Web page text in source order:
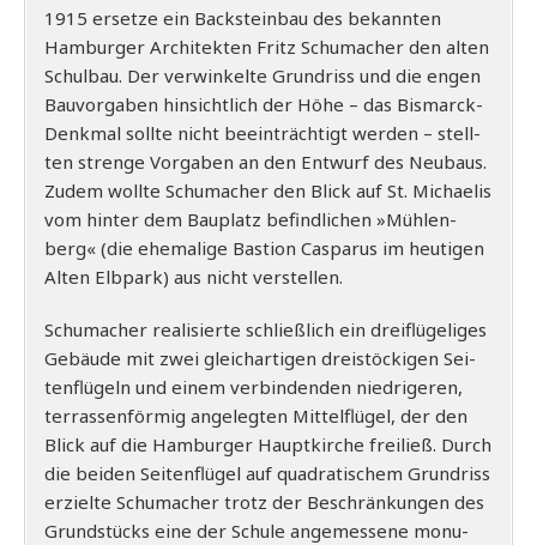
1915 erset­ze ein Back­stein­bau des bekann­ten
Ham­bur­ger Archi­tek­ten Fritz Schu­ma­cher den alten
Schul­bau. Der ver­win­kel­te Grund­riss und die engen
Bau­vor­ga­ben hin­sicht­lich der Höhe – das Bis­marck-
Denk­mal soll­te nicht beein­träch­tigt wer­den – stell­
ten stren­ge Vor­ga­ben an den Ent­wurf des Neu­baus.
Zudem woll­te Schu­ma­cher den Blick auf St. Michae­lis
vom hin­ter dem Bau­platz befind­li­chen »Müh­len­
berg« (die ehe­ma­li­ge Bas­ti­on Caspa­rus im heu­ti­gen
Alten Elb­park) aus nicht verstellen.
Schu­ma­cher rea­li­sier­te schließ­lich ein drei­flü­ge­li­ges
Gebäu­de mit zwei gleich­ar­ti­gen drei­stö­cki­gen Sei­
ten­flü­geln und einem ver­bin­den­den nied­ri­ge­ren,
ter­ras­sen­för­mig ange­leg­ten Mit­tel­flü­gel, der den
Blick auf die Ham­bur­ger Haupt­kir­che frei­ließ. Durch
die bei­den Sei­ten­flü­gel auf qua­dra­ti­schem Grund­riss
erziel­te Schu­ma­cher trotz der Beschrän­kun­gen des
Grund­stücks eine der Schu­le ange­mes­se­ne monu­